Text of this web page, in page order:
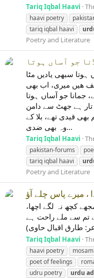
Tariq Iqbal Haavi
haavi poetry
tariq iqbal haavi
Poetry and Literature
جو آساں ہوتا
ہوتا سبھی یادیں مٹا
ھیں میری، اب بھی
جمانا جو آساں ہوتا
ہے جھٹ سے دامن
بھی قیدی تھے، بلا کے
وہ بھی ضدی...
Tariq Iqbal Haavi
pakistan-forums
tariq iqbal haavi
Poetry and Literature
، میرے پاس چلے آﺅ
کچھ نہ لگے اچھا،
تم سے ملے راحت ہے
طارق اقبال حاوی)
Tariq Iqbal Haavi
haavi poetry
poet of feelings
udru poetry
urdu